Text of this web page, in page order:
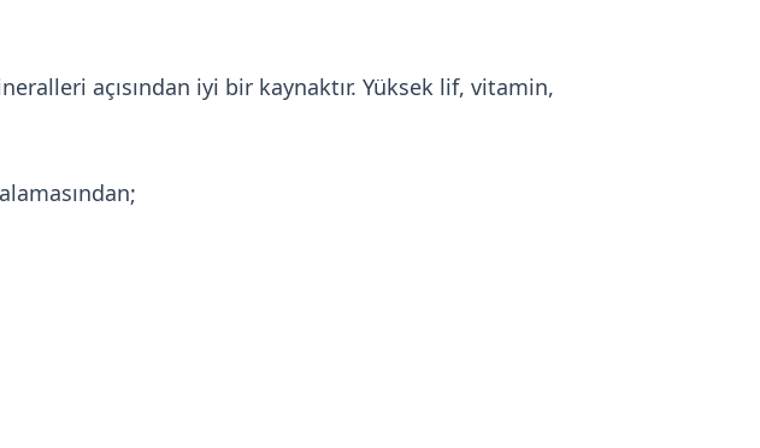
açısından iyi bir kaynaktır. Yüksek lif, vitamin,